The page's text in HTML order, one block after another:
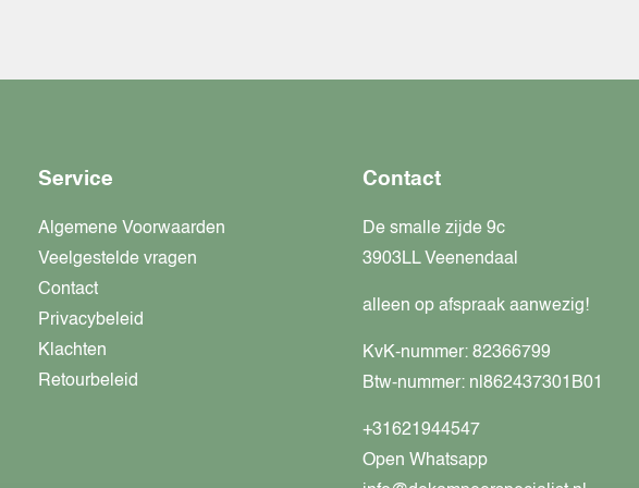
Service
Algemene Voorwaarden
Veelgestelde vragen
Contact
Privacybeleid
Klachten
Retourbeleid
Contact
De smalle zijde 9c
3903LL Veenendaal
alleen op afspraak aanwezig!
KvK-nummer: 82366799
Btw-nummer: nl862437301B01
+31621944547
Open Whatsapp